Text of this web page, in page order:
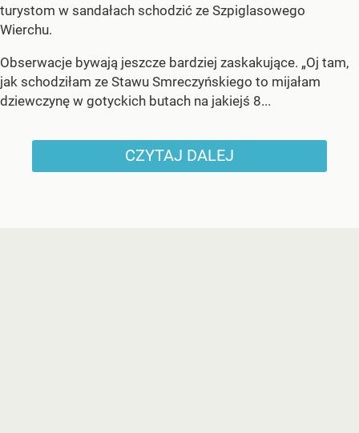
turystom w sandałach schodzić ze Szpiglasowego
Wierchu.
Obserwacje bywają jeszcze bardziej zaskakujące. „Oj tam,
jak schodziłam ze Stawu Smreczyńskiego to mijałam
dziewczynę w gotyckich butach na jakiejś 8...
CZYTAJ DALEJ